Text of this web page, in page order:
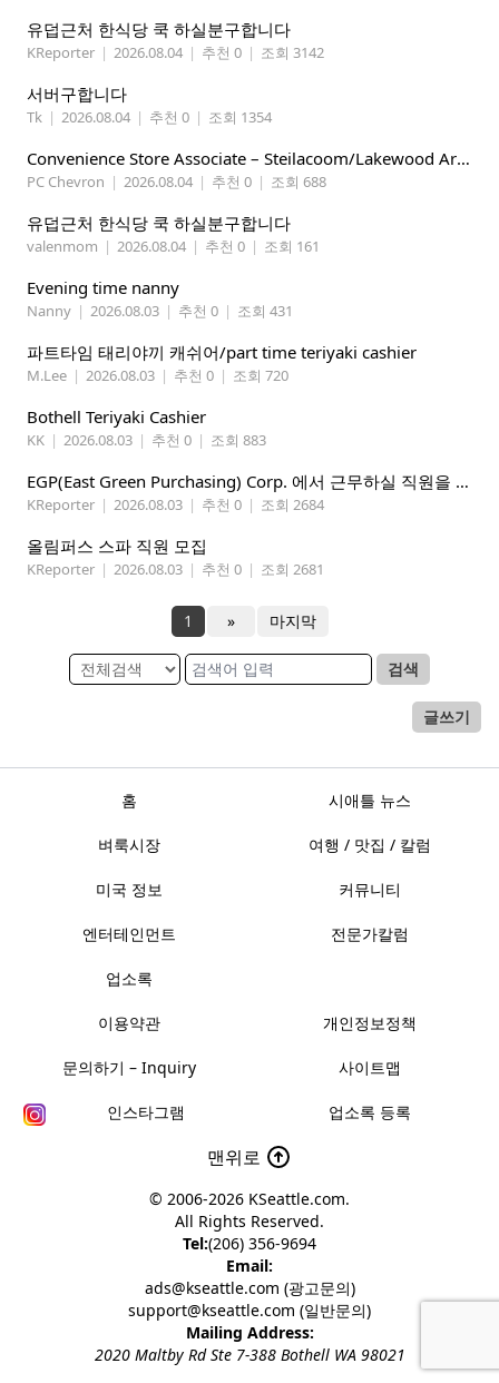
유덥근처 한식당 쿡 하실분구합니다
KReporter | 2026.08.04 | 추천 0 | 조회 3142
서버구합니다
Tk | 2026.08.04 | 추천 0 | 조회 1354
Convenience Store Associate – Steilacoom/Lakewood Area, $19 -$21/hr
PC Chevron | 2026.08.04 | 추천 0 | 조회 688
유덥근처 한식당 쿡 하실분구합니다
valenmom | 2026.08.04 | 추천 0 | 조회 161
Evening time nanny
Nanny | 2026.08.03 | 추천 0 | 조회 431
파트타임 태리야끼 캐쉬어/part time teriyaki cashier
M.Lee | 2026.08.03 | 추천 0 | 조회 720
Bothell Teriyaki Cashier
KK | 2026.08.03 | 추천 0 | 조회 883
EGP(East Green Purchasing) Corp. 에서 근무하실 직원을 아래와 같이 모집합니다.
KReporter | 2026.08.03 | 추천 0 | 조회 2684
올림퍼스 스파 직원 모집
KReporter | 2026.08.03 | 추천 0 | 조회 2681
1 » 마지막
검색
글쓰기
홈 시애틀 뉴스
벼룩시장 여행 / 맛집 / 칼럼
미국 정보 커뮤니티
엔터테인먼트 전문가칼럼
업소록
이용약관 개인정보정책
문의하기 – Inquiry 사이트맵
인스타그램 업소록 등록
맨위로
© 2006-2026 KSeattle.com.
All Rights Reserved.
Tel:(206) 356-9694
Email:
ads@kseattle.com (광고문의)
support@kseattle.com (일반문의)
Mailing Address:
2020 Maltby Rd Ste 7-388 Bothell WA 98021